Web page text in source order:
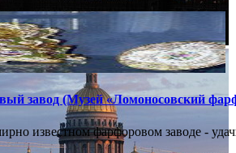
завод (Музей «Ломоносовский
известном фарфоровом заводе -